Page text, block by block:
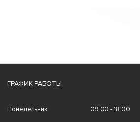
ГРАФИК РАБОТЫ
Понедельник 09:00 - 18:00